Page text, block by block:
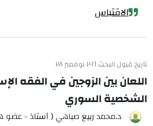
الاقتباس
تاريخ قبول البحث ٢٠١٦ نوفمبر ٢٨
اللعان بين الزوجين في الفقه
الشخصية السوري
د.محمد ربيع صباهي ( أستاذ - عضو